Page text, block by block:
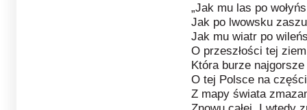
„Jak mu las po
Jak po lwowsku
Jak mu wiatr po
O przeszłości tej
Która burze najgorsze
O tej Polsce na
Z mapy świata